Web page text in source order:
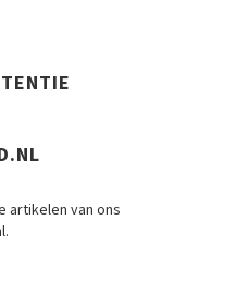
artikelen van ons